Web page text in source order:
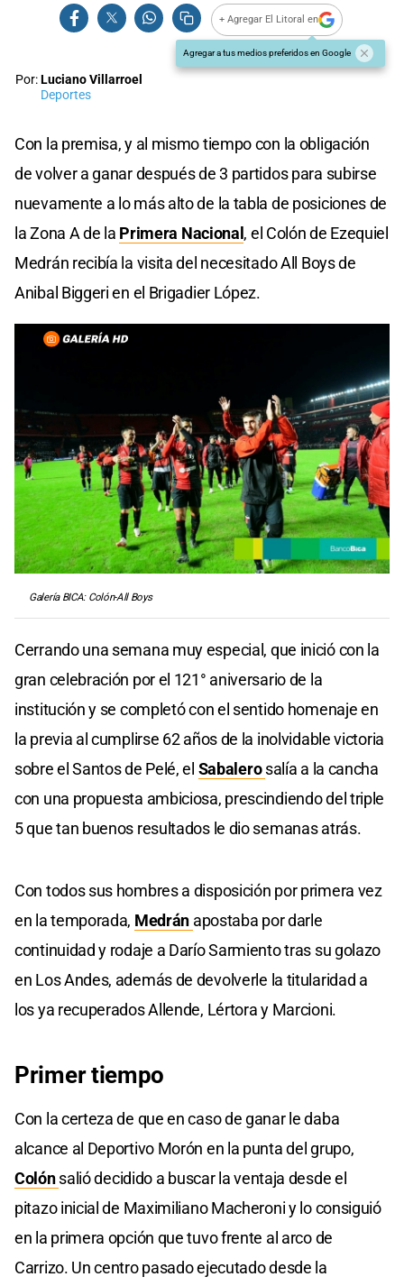
+ Agregar El Litoral en
Agregar a tus medios preferidos en Google
Por:Luciano Villarroel
Deportes
Con la premisa, y al mismo tiempo con la obligación
de volver a ganar después de 3 partidos para subirse
nuevamente a lo más alto de la tabla de posiciones de
la Zona A de la Primera Nacional, el Colón de Ezequiel
Medrán recibía la visita del necesitado All Boys de
Anibal Biggeri en el Brigadier López.
Galería BICA: Colón-All Boys
Cerrando una semana muy especial, que inició con la
gran celebración por el 121° aniversario de la
institución y se completó con el sentido homenaje en
la previa al cumplirse 62 años de la inolvidable victoria
sobre el Santos de Pelé, el Sabalerosalía a la cancha
con una propuesta ambiciosa, prescindiendo del triple
5 que tan buenos resultados le dio semanas atrás.
Con todos sus hombres a disposición por primera vez
en la temporada, Medrán apostaba por darle
continuidad y rodaje a Darío Sarmiento tras su golazo
en Los Andes, además de devolverle la titularidad a
los ya recuperados Allende, Lértora y Marcioni.
Primer tiempo
Con la certeza de que en caso de ganar le daba
alcance al Deportivo Morón en la punta del grupo,
Colónsalió decidido a buscar la ventaja desde el
pitazo inicial de Maximiliano Macheroni y lo consiguió
en la primera opción que tuvo frente al arco de
Carrizo. Un centro pasado ejecutado desde la